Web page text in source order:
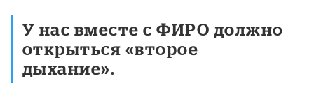
У нас вместе с ФИРО должно
открыться «второе
дыхание».